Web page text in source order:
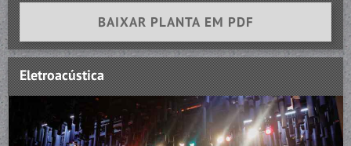
BAIXAR PLANTA EM PDF
Eletroacústica